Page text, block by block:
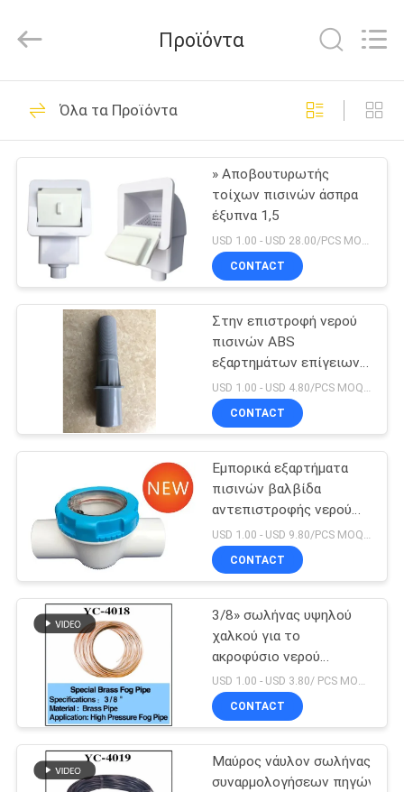
ΣΠΊΤΙ
ΠΡΟΪΌΝΤΑ
ΠΕΡΊΠΟΥ
ΕΜΕΊΣ
ΓΎΡΟΣ
ΕΡΓΟΣΤΑΣΊΩΝ
ΠΟΙΟΤΙΚΌΣ
ΈΛΕΓΧΟΣ
ΕΛΆΤΕ
ΕΠΑΦΉ
ΜΕ
ΖΗΤΉΣΤΕ
ΈΝΑ
ΑΠΌΣΠΑΣΜΑ
NEWS
co,.ltd.
Εξαρτήματα πηγών
λιμνών
123
Χορεύοντας
ακροφύσια πηγών
274
Ελασματικό
ακροφύσιο πηγών
Ακροφύσιο νερού
υδρονέφωσης
24
Προϊόντα
Όλα τα Προϊόντα
» Αποβουτυρωτής
τοίχων πισινών άσπρα
έξυπνα 1,5
USD 1.00 - USD 28.00/PCS MOQ:PC 1
CONTACT
Στην επιστροφή νερού
πισινών ABS
εξαρτημάτων επίγειων
λιμνών
CONTACT
Εμπορικά εξαρτήματα
πισινών βαλβίδα
αντεπιστροφής νερού
PVC 1,5 ίντσας
CONTACT
3/8» σωλήνας υψηλού
χαλκού για το
ακροφύσιο νερού
υδρονέφωσης
USD 1.00 - USD 3.80/ PCS MOQ:PC 1
CONTACT
Μαύρος νάυλον σωλήνας
συναρμολογήσεων πηγών